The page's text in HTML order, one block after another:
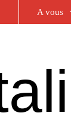
A vous